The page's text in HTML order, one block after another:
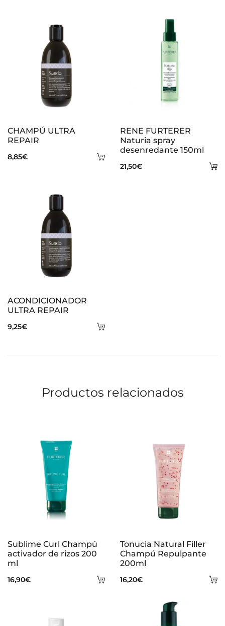
Añadir
CHAMPÚ ULTRA
REPAIR
8,85€
RENE FURTERER
Naturia spray
desenredante 150ml
21,50€
Añadir
ACONDICIONADOR
ULTRA REPAIR
9,25€
Productos relacionados
Añadir
Sublime Curl Champú
activador de rizos 200
ml
16,90€
Tonucia Natural Filler
Champú Repulpante
200ml
16,20€